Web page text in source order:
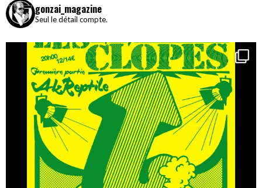
gonzai_magazine
Seul le détail compte.